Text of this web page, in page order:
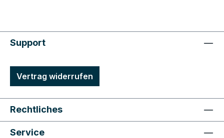
Support
Vertrag widerrufen
Rechtliches
Service